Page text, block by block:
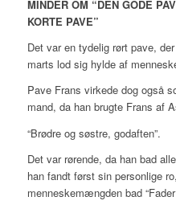
MINDER OM “DEN GODE
KORTE PAVE”
Det var en tydelig rørt pave,
marts lod sig hylde af
Pave Frans virkede dog også
mand, da han brugte Frans af
“Brødre og søstre, godaften”.
Det var rørende, da han bad
han fandt først sin personlige
menneskemængden bad “Fader